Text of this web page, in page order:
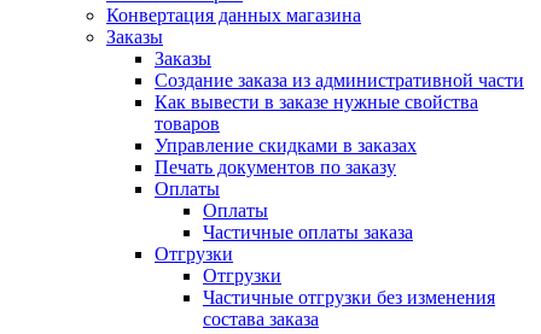
Конвертация данных магазина
Заказы
Заказы
Создание заказа из административной части
Как вывести в заказе нужные свойства
товаров
Управление скидками в заказах
Печать документов по заказу
Оплаты
Оплаты
Частичные оплаты заказа
Отгрузки
Отгрузки
Частичные отгрузки без изменения
состава заказа